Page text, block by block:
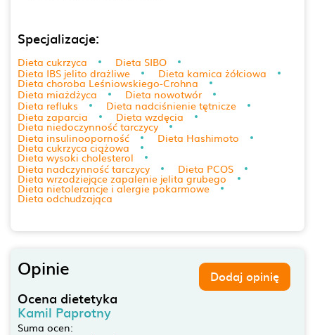
Specjalizacje:
Dieta cukrzyca
Dieta SIBO
Dieta IBS jelito drażliwe
Dieta kamica żółciowa
Dieta choroba Leśniowskiego-Crohna
Dieta miażdżyca
Dieta nowotwór
Dieta refluks
Dieta nadciśnienie tętnicze
Dieta zaparcia
Dieta wzdęcia
Dieta niedoczynność tarczycy
Dieta insulinooporność
Dieta Hashimoto
Dieta cukrzyca ciążowa
Dieta wysoki cholesterol
Dieta nadczynność tarczycy
Dieta PCOS
Dieta wrzodziejące zapalenie jelita grubego
Dieta nietolerancje i alergie pokarmowe
Dieta odchudzająca
Opinie Dodaj opinię
Ocena dietetyka
Kamil Paprotny
Suma ocen: